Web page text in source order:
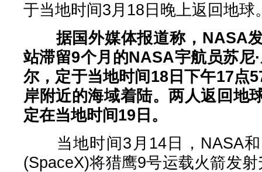
于当地时间3月18日晚上返回地球
据国外媒体报道称，NASA
站滞留9个月的NASA宇航员苏尼
尔，定于当地时间18日下午17点
岸附近的海域着陆。两人返回地
定在当地时间19日。
当地时间3月14日，NASA和
(SpaceX)将猎鹰9号运载火箭发